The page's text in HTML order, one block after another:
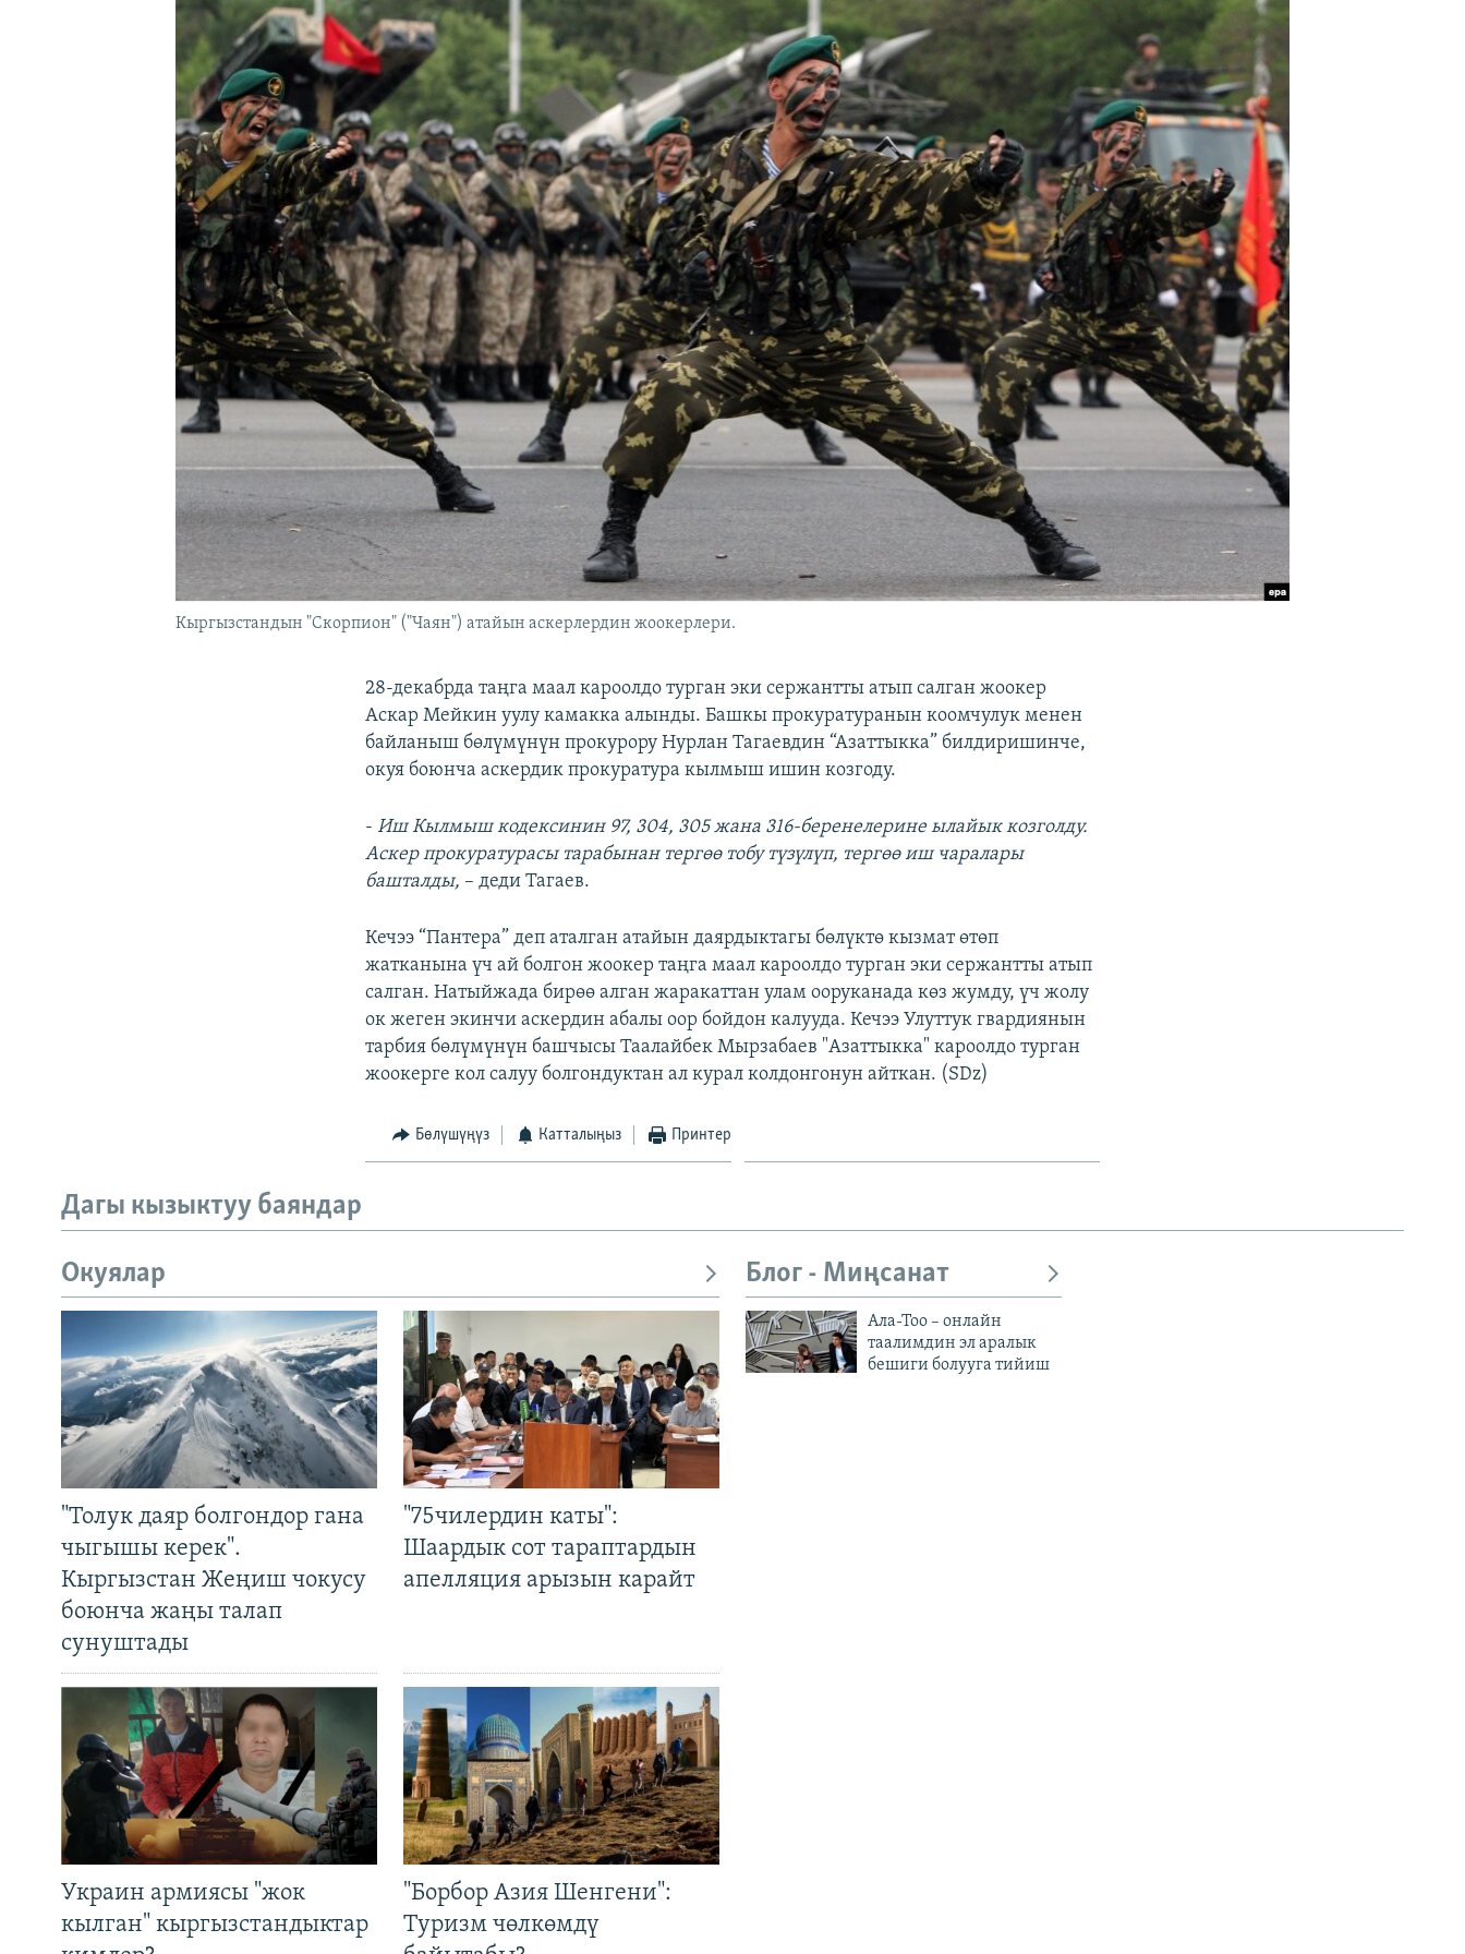
ЫҢГАЙСЫЗ СУРООЛОР
Кыргызстандын "Скорпион" ("Чаян") атайын аскерлердин жоокерлери.
28-декабрда таңга маал кароолдо турган эки сержантты атып салган жоокер
Аскар Мейкин уулу камакка алынды. Башкы прокуратуранын коомчулук менен
байланыш бөлүмүнүн прокурору Нурлан Тагаевдин “Азаттыкка” билдиришинче,
окуя боюнча аскердик прокуратура кылмыш ишин козгоду.
-Иш Кылмыш кодексинин 97, 304, 305 жана 316-беренелерине ылайык козголду.
Аскер прокуратурасы тарабынан тергөө тобу түзүлүп, тергөө иш чаралары
башталды, – деди Тагаев.
Кечээ “Пантера” деп аталган атайын даярдыктагы бөлүктө кызмат өтөп
жатканына үч ай болгон жоокер таңга маал кароолдо турган эки сержантты атып
салган. Натыйжада бирөө алган жаракаттан улам ооруканада көз жумду, үч жолу
ок жеген экинчи аскердин абалы оор бойдон калууда. Кечээ Улуттук гвардиянын
тарбия бөлүмүнүн башчысы Таалайбек Мырзабаев "Азаттыкка" кароолдо турган
жоокерге кол салуу болгондуктан ал курал колдонгонун айткан. (SDz)
Бөлүшүңүз Катталыңыз Принтер
Дагы кызыктуу баяндар
Окуялар
"Толук даяр болгондор гана
чыгышы керек".
Кыргызстан Жеңиш чокусу
боюнча жаңы талап
сунуштады
"75чилердин каты":
Шаардык сот тараптардын
апелляция арызын карайт
Украин армиясы "жок
кылган" кыргызстандыктар
"Борбор Азия Шенгени":
Туризм чөлкөмдү
Блог - Миңсанат
Ала-Тоо – онлайн
таалимдин эл аралык
бешиги болууга тийиш